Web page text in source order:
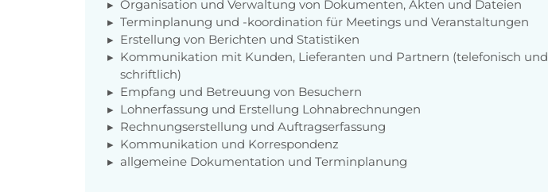
Organisation und Verwaltung von Dokumenten, Akten und Dateien
Terminplanung und -koordination für Meetings und Veranstaltungen
Erstellung von Berichten und Statistiken
Kommunikation mit Kunden, Lieferanten und Partnern (telefonisch und
schriftlich)
Empfang und Betreuung von Besuchern
Lohnerfassung und Erstellung Lohnabrechnungen
Rechnungserstellung und Auftragserfassung
Kommunikation und Korrespondenz
allgemeine Dokumentation und Terminplanung